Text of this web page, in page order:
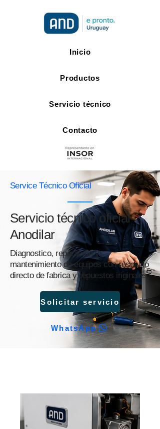
Inicio
Productos
Servicio técnico
Contacto
Service Técnico Oficial
Servicio técnico oficial
Anodilar
Diagnostico, reparación y
mantenimiento de equipos con respaldo
directo de fabrica y repuestos iriginales.
Solicitar servicio
WhatsApp